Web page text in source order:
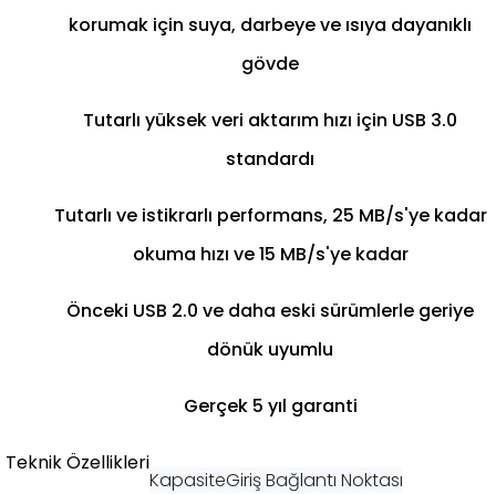
korumak için suya, darbeye ve ısıya dayanıklı
gövde
Tutarlı yüksek veri aktarım hızı için USB 3.0
standardı
Tutarlı ve istikrarlı performans, 25 MB/s'ye kadar
okuma hızı ve 15 MB/s'ye kadar
Önceki USB 2.0 ve daha eski sürümlerle geriye
dönük uyumlu
Gerçek 5 yıl garanti
Teknik Özellikleri
KapasiteGiriş Bağlantı Noktası